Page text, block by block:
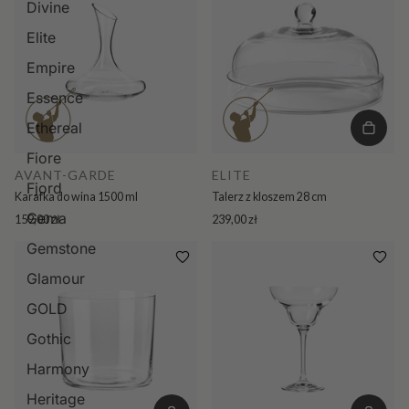
Divine
Elite
Empire
Essence
Ethereal
Fiore
Fjord
Gema
Gemstone
Glamour
GOLD
Gothic
Harmony
Heritage
AVANT-GARDE
Karafka do wina 1500 ml
159,00 zł
ELITE
Talerz z kloszem 28 cm
239,00 zł